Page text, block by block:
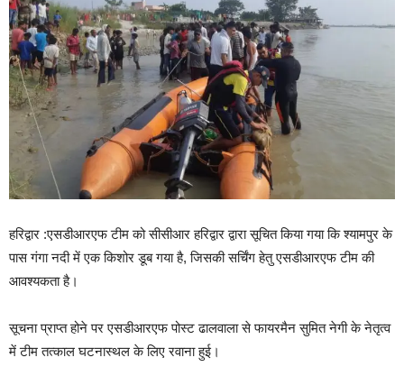
हरिद्वार :एसडीआरएफ टीम को सीसीआर हरिद्वार द्वारा सूचित किया गया कि श्यामपुर के
पास गंगा नदी में एक किशोर डूब गया है, जिसकी सर्चिंग हेतु एसडीआरएफ टीम की
आवश्यकता है।
सूचना प्राप्त होने पर एसडीआरएफ पोस्ट ढालवाला से फायरमैन सुमित नेगी के नेतृत्व
में टीम तत्काल घटनास्थल के लिए रवाना हुई।